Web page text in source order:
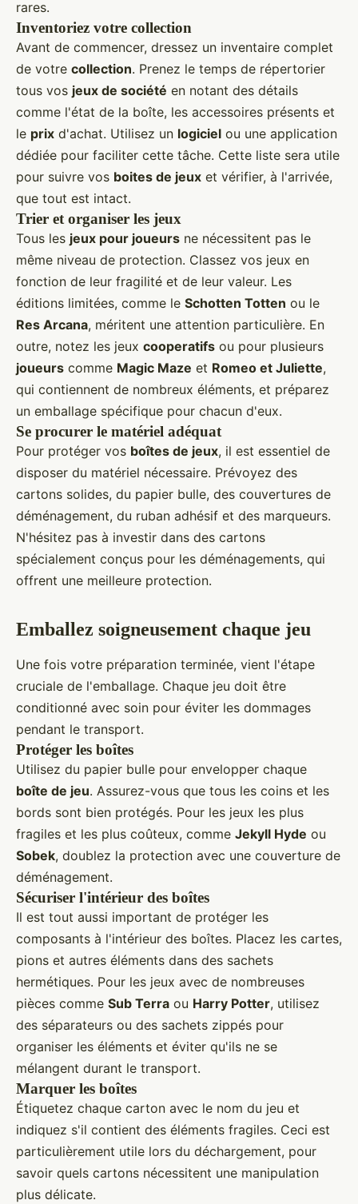
rares.
Inventoriez votre collection
Avant de commencer, dressez un inventaire complet
de votre collection. Prenez le temps de répertorier
tous vos jeux de société en notant des détails
comme l'état de la boîte, les accessoires présents et
le prix d'achat. Utilisez un logiciel ou une application
dédiée pour faciliter cette tâche. Cette liste sera utile
pour suivre vos boites de jeux et vérifier, à l'arrivée,
que tout est intact.
Trier et organiser les jeux
Tous les jeux pour joueurs ne nécessitent pas le
même niveau de protection. Classez vos jeux en
fonction de leur fragilité et de leur valeur. Les
éditions limitées, comme le Schotten Totten ou le
Res Arcana, méritent une attention particulière. En
outre, notez les jeux cooperatifs ou pour plusieurs
joueurs comme Magic Maze et Romeo et Juliette,
qui contiennent de nombreux éléments, et préparez
un emballage spécifique pour chacun d'eux.
Se procurer le matériel adéquat
Pour protéger vos boîtes de jeux, il est essentiel de
disposer du matériel nécessaire. Prévoyez des
cartons solides, du papier bulle, des couvertures de
déménagement, du ruban adhésif et des marqueurs.
N'hésitez pas à investir dans des cartons
spécialement conçus pour les déménagements, qui
offrent une meilleure protection.
Emballez soigneusement chaque jeu
Une fois votre préparation terminée, vient l'étape
cruciale de l'emballage. Chaque jeu doit être
conditionné avec soin pour éviter les dommages
pendant le transport.
Protéger les boîtes
Utilisez du papier bulle pour envelopper chaque
boîte de jeu. Assurez-vous que tous les coins et les
bords sont bien protégés. Pour les jeux les plus
fragiles et les plus coûteux, comme Jekyll Hyde ou
Sobek, doublez la protection avec une couverture de
déménagement.
Sécuriser l'intérieur des boîtes
Il est tout aussi important de protéger les
composants à l'intérieur des boîtes. Placez les cartes,
pions et autres éléments dans des sachets
hermétiques. Pour les jeux avec de nombreuses
pièces comme Sub Terra ou Harry Potter, utilisez
des séparateurs ou des sachets zippés pour
organiser les éléments et éviter qu'ils ne se
mélangent durant le transport.
Marquer les boîtes
Étiquetez chaque carton avec le nom du jeu et
indiquez s'il contient des éléments fragiles. Ceci est
particulièrement utile lors du déchargement, pour
savoir quels cartons nécessitent une manipulation
plus délicate.